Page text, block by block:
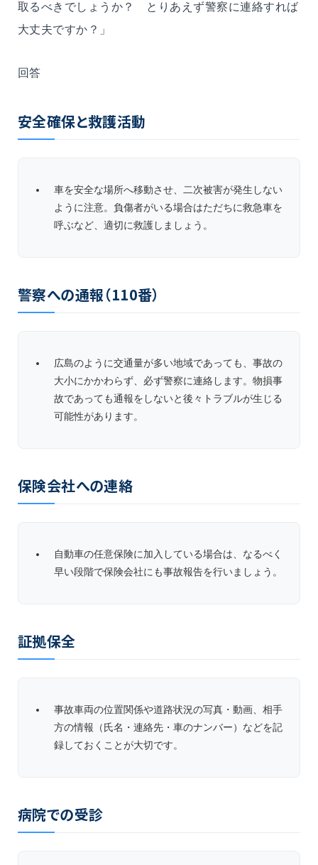
取るべきでしょうか？ とりあえず警察に連絡すれば
大丈夫ですか？」
回答
安全確保と救護活動
車を安全な場所へ移動させ、二次被害が発生しない
ように注意。負傷者がいる場合はただちに救急車を
呼ぶなど、適切に救護しましょう。
警察への通報（110番）
広島のように交通量が多い地域であっても、事故の
大小にかかわらず、必ず警察に連絡します。物損事
故であっても通報をしないと後々トラブルが生じる
可能性があります。
保険会社への連絡
自動車の任意保険に加入している場合は、なるべく
早い段階で保険会社にも事故報告を行いましょう。
証拠保全
事故車両の位置関係や道路状況の写真・動画、相手
方の情報（氏名・連絡先・車のナンバー）などを記
録しておくことが大切です。
病院での受診